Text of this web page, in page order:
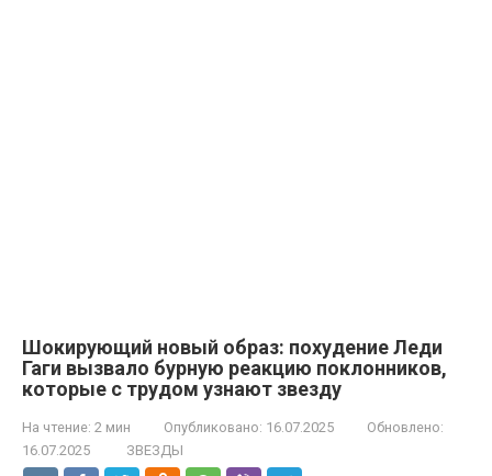
Шокирующий новый образ: похудение Леди
Гаги вызвало бурную реакцию поклонников,
которые с трудом узнают звезду
На чтение: 2 мин Опубликовано: 16.07.2025
Обновлено:
16.07.2025
ЗВЕЗДЫ